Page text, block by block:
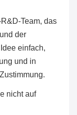
Team, das
der
einfach,
und in
nicht auf